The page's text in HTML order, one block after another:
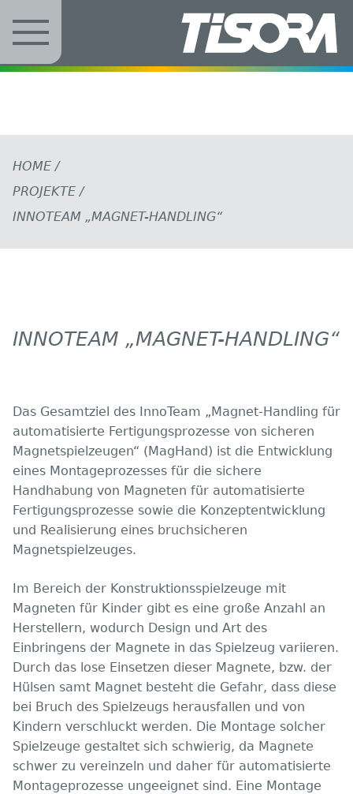
HOME /
PROJEKTE /
INNOTEAM „MAGNET-HANDLING“
INNOTEAM „MAGNET-HANDLING“
Das Gesamtziel des InnoTeam „Magnet-Handling für
automatisierte Fertigungsprozesse von sicheren
Magnetspielzeugen“ (MagHand) ist die Entwicklung
eines Montageprozesses für die sichere
Handhabung von Magneten für automatisierte
Fertigungsprozesse sowie die Konzeptentwicklung
und Realisierung eines bruchsicheren
Magnetspielzeuges.
Im Bereich der Konstruktionsspielzeuge mit
Magneten für Kinder gibt es eine große Anzahl an
Herstellern, wodurch Design und Art des
Einbringens der Magnete in das Spielzeug variieren.
Durch das lose Einsetzen dieser Magnete, bzw. der
Hülsen samt Magnet besteht die Gefahr, dass diese
bei Bruch des Spielzeugs herausfallen und von
Kindern verschluckt werden. Die Montage solcher
Spielzeuge gestaltet sich schwierig, da Magnete
schwer zu vereinzeln und daher für automatisierte
Montageprozesse ungeeignet sind. Eine Montage